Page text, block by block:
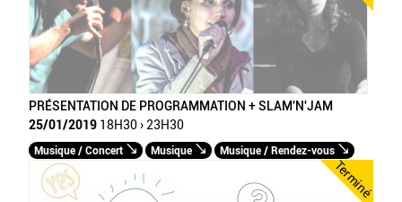
PRÉSENTATION DE PROGRAMMATION + SLAM'N'JAM
25/01/2019 18H30 › 23H30
Musique / Concert Musique Musique / Rendez-vous
Terminé